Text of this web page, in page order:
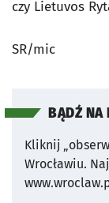
czy Lietuvos
SR/mic
BĄDŹ
Kliknij
Wrocławiu.